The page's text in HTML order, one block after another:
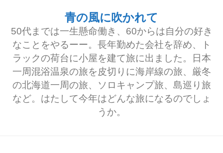
青の風に吹かれて
50代までは一生懸命働き、60からは自分の好き
なことをやるーー。長年勤めた会社を辞め、ト
ラックの荷台に小屋を建て旅に出ました。日本
一周混浴温泉の旅を皮切りに海岸線の旅、厳冬
の北海道一周の旅、ソロキャンプ旅、島巡り旅
など。はたして今年はどんな旅になるのでしょ
うか。